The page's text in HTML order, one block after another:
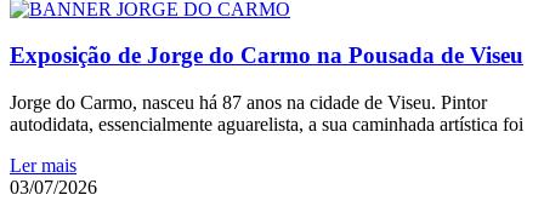
Exposição de Jorge do Carmo na Pousada de Viseu
Jorge do Carmo, nasceu há 87 anos na cidade de Viseu. Pintor
autodidata, essencialmente aguarelista, a sua caminhada artística foi
Ler mais
03/07/2026